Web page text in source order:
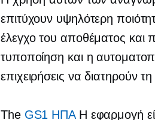
επιτύχουν υψηλότερη
έλεγχο του αποθέματος και
τυποποίηση και η
επιχειρήσεις να διατηρούν
The GS1 ΗΠΑΗ εφαρμογή